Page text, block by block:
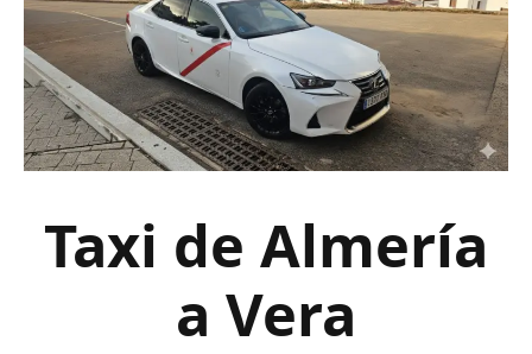
Taxi de Almería
a Vera